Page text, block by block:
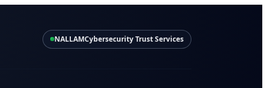
NALLAMCybersecurity Trust Services